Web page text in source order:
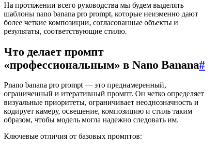
На протяжении всего руководства мы будем выделять
шаблоны nano banana pro prompt, которые неизменно дают
более четкие композиции, согласованные объекты и
результаты, соответствующие стилю.
Что делает промпт
«профессиональным» в Nano Banana#
Pnano banana pro prompt — это преднамеренный,
ограниченный и итеративный промпт. Он четко определяет
визуальные приоритеты, ограничивает неоднозначность и
кодирует камеру, освещение, композицию и стиль таким
образом, чтобы модель могла надежно следовать им.
Ключевые отличия от базовых промптов: